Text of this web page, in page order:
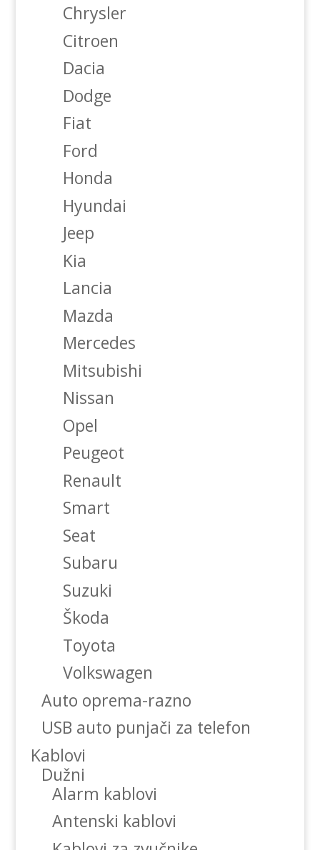
Chrysler
Citroen
Dacia
Dodge
Fiat
Ford
Honda
Hyundai
Jeep
Kia
Lancia
Mazda
Mercedes
Mitsubishi
Nissan
Opel
Peugeot
Renault
Smart
Seat
Subaru
Suzuki
Škoda
Toyota
Volkswagen
Auto oprema-razno
USB auto punjači za telefon
Kablovi
Dužni
Alarm kablovi
Antenski kablovi